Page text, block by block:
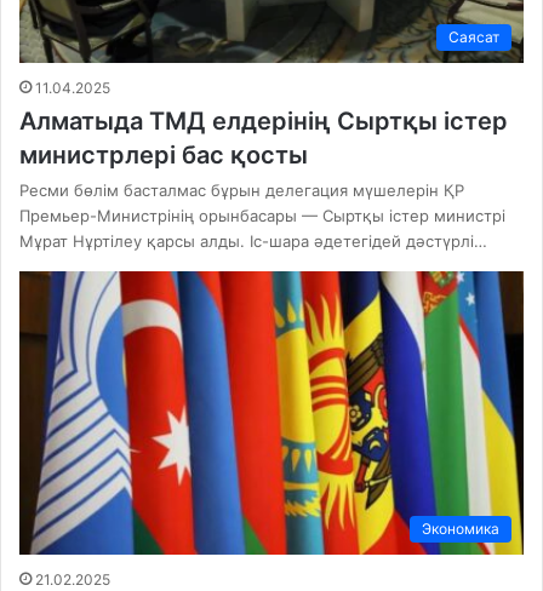
Саясат
11.04.2025
Алматыда ТМД елдерінің Сыртқы істер
министрлері бас қосты
Ресми бөлім басталмас бұрын делегация мүшелерін ҚР
Премьер-Министрінің орынбасары — Сыртқы істер министрі
Мұрат Нұртілеу қарсы алды. Іс-шара әдетегідей дәстүрлі…
Экономика
21.02.2025